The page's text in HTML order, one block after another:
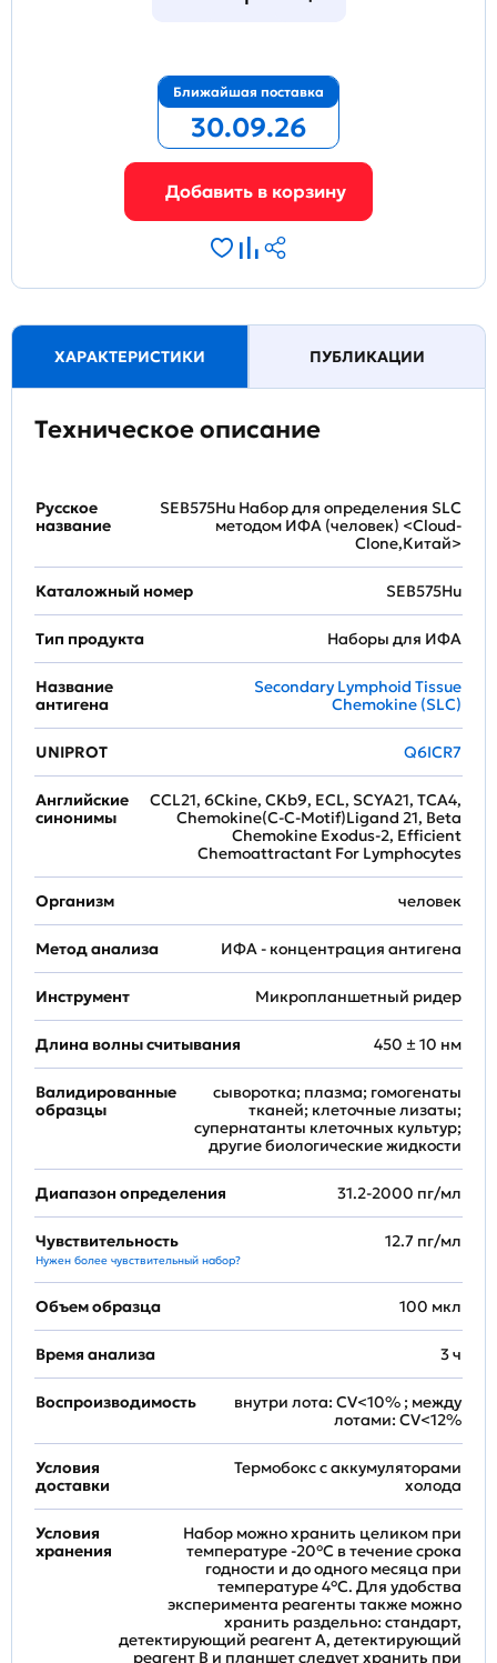
Ближайшая поставка
30.09.26
ХАРАКТЕРИСТИКИ ПУБЛИКАЦИИ
Техническое описание
Русское
название
SEB575Hu Набор для определения SLC
методом ИФА (человек) <Cloud-
Clone,Китай>
Каталожный номер SEB575Hu
Тип продукта Наборы для ИФА
Название
антигена
Secondary Lymphoid Tissue
Chemokine (SLC)
UNIPROT Q6ICR7
Английские
синонимы
CCL21, 6Ckine, CKb9, ECL, SCYA21, TCA4,
Chemokine(C-C-Motif)Ligand 21, Beta
Chemokine Exodus-2, Efficient
Chemoattractant For Lymphocytes
Организм человек
Метод анализа ИФА - концентрация антигена
Инструмент Микропланшетный ридер
Длина волны считывания 450 ± 10 нм
Валидированные
образцы
сыворотка; плазма; гомогенаты
тканей; клеточные лизаты;
супернатанты клеточных культур;
другие биологические жидкости
Диапазон определения 31.2-2000 пг/мл
Чувствительность
Нужен более чувствительный набор?
12.7 пг/мл
Объем образца 100 мкл
Время анализа 3 ч
Воспроизводимость
внутри лота: CV<10% ; между
лотами: CV<12%
Условия
доставки
Термобокс с аккумуляторами
холода
Условия
хранения
Набор можно хранить целиком при
температуре -20°C в течение срока
годности и до одного месяца при
температуре 4°C. Для удобства
эксперимента реагенты также можно
хранить раздельно: стандарт,
детектирующий реагент A, детектирующий
реагент B и планшет следует хранить при